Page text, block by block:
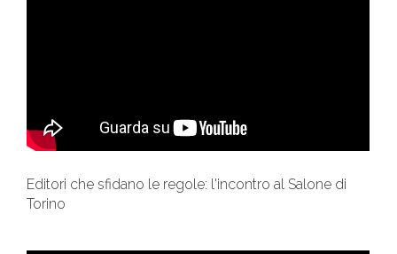
Editori che sfidano le regole: l'incontro al Salone di
Torino